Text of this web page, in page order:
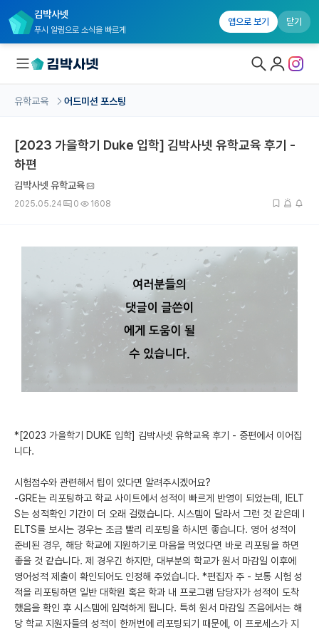
김박사넷
푸시 알림으로 소식을 빠르게
앱으로 보기 닫기
국내대학원 정보
커뮤니티
유학교육 홈
미국 유학 게시판
이벤트
이벤트
반도체 아카데미
재팬라운지 🌸
유학교육 어드미션 포스팅
[2023 가을학기 Duke 입학] 김박사넷 유학교육 후기 -
하편
김박사넷 유학교육
2025.05.24 0 1608
*[2023 가을학기 DUKE 입학] 김박사넷 유학교육 후기 - 중편에서 이어집
니다.
시험점수와 관련해서 팁이 있다면 알려주시겠어요?
-GRE는 리포팅하고 학교 사이트에서 성적이 빠르게 반영이 되었는데, IELT
S는 성적확인 기간이 더 오래 걸렸습니다. 시스템이 달라서 그런 것 같은데 I
ELTS를 보시는 경우는 조금 빨리 리포팅을 하시면 좋습니다. 영어 성적이
준비된 경우, 해당 학교에 지원하기로 마음을 먹었다면 바로 리포팅을 하면
좋을 것 같습니다. 제 경우긴 하지만, 대부분의 학교가 원서 마감일 이후에
영어성적 제출이 확인되어도 인정해 주었습니다. *편집자 주 - 보통 시험 성
적을 리포팅하면 일반 대학원 혹은 학과 내 프로그램 담당자가 성적이 도착
했음을 확인 후 시스템에 입력하게 됩니다. 특히 원서 마감일 즈음에서는 해
당 학교 지원자들의 성적이 한꺼번에 리포팅되기 때문에, 이 프로세스가 지